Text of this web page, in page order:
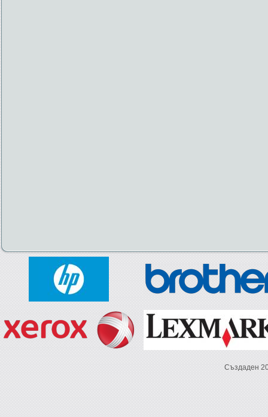
Създаден